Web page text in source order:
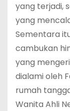
yang terjadi,
yang
Sementara
cambukan
yang
dialami oleh
rumah
Wanita Ahli